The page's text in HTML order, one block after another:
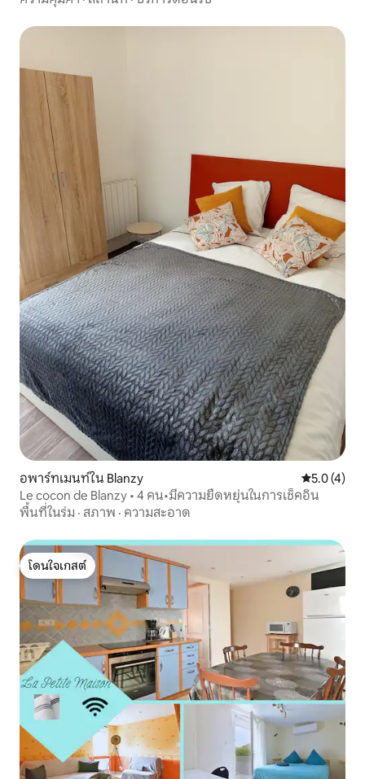
อพาร์ทเมนท์ใน Blanzy คะแนนเฉลี่
5.0 (4)
Le cocon de Blanzy • 4 คน•มีความยืดหยุ่นในการเช็คอิน
พื้นที่ในร่ม · สภาพ · ความสะอาด
โดนใจเกสต์
โดนใจเกสต์